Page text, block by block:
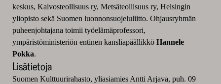
keskus, Kaivosteollisuus ry, Metsäteollisuus ry, Helsingin
yliopisto sekä Suomen luonnonsuojeluliitto. Ohjausryhmän
puheenjohtajana toimii työelämäprofessori,
ympäristöministeriön entinen kansliapäällikkö Hannele
Pokka.
Lisätietoja
Suomen Kulttuurirahasto, yliasiamies Antti Arjava, puh. 09